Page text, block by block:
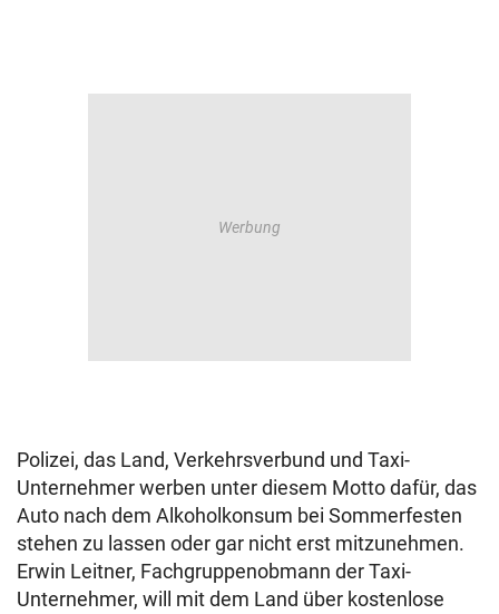
Polizei, das Land, Verkehrsverbund und Taxi-
Unternehmer werben unter diesem Motto dafür, das
Auto nach dem Alkoholkonsum bei Sommerfesten
stehen zu lassen oder gar nicht erst mitzunehmen.
Erwin Leitner, Fachgruppenobmann der Taxi-
Unternehmer, will mit dem Land über kostenlose